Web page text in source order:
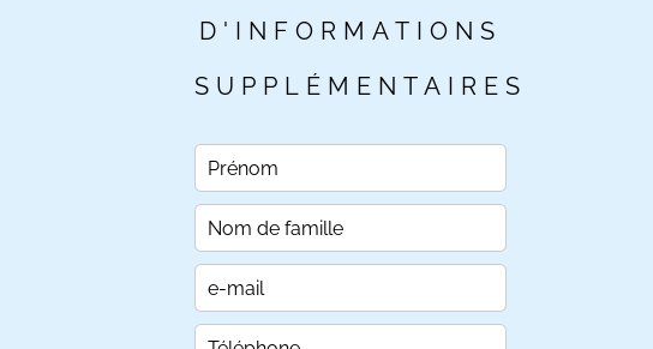
D'INFORMATIONS
SUPPLÉMENTAIRES